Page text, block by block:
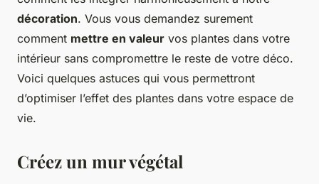
décoration. Vous vous demandez surement
comment mettre en valeur vos plantes dans votre
intérieur sans compromettre le reste de votre déco.
Voici quelques astuces qui vous permettront
d’optimiser l’effet des plantes dans votre espace de
vie.
Créez un mur végétal